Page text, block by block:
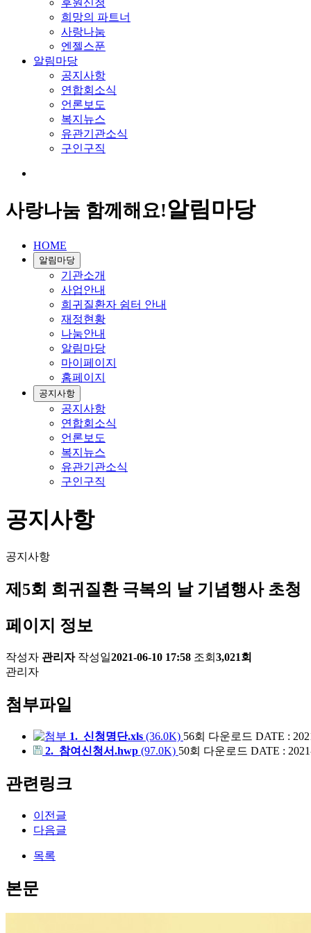
희망의 파트너
사랑나눔
엔젤스푼
알림마당
공지사항
연합회소식
언론보도
복지뉴스
유관기관소식
구인구직
사랑나눔 함께해요!알림마당
HOME
알림마당
기관소개
사업안내
희귀질환자 쉼터 안내
재정현황
나눔안내
알림마당
마이페이지
홈페이지
공지사항
공지사항
연합회소식
언론보도
복지뉴스
유관기관소식
구인구직
공지사항
공지사항
제5회 희귀질환 극복의 날 기념행사 초청
페이지 정보
작성자 관리자 작성일2021-06-10 17:58 조회 3,021회
관리자
첨부파일
1._신청명단.xls (36.0K) 56회 다운로드 DATE :
2._참여신청서.hwp (97.0K) 50회 다운로드 DATE :
관련링크
이전글
다음글
목록
본문